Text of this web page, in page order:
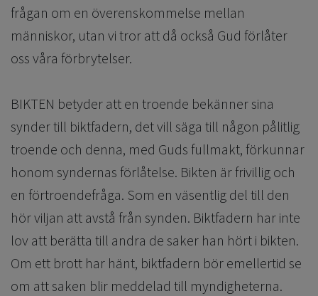
frågan om en överenskommelse mellan
människor, utan vi tror att då också Gud förlåter
oss våra förbrytelser.
BIKTEN betyder att en troende bekänner sina
synder till biktfadern, det vill säga till någon pålitlig
troende och denna, med Guds fullmakt, förkunnar
honom syndernas förlåtelse. Bikten är frivillig och
en förtroendefråga. Som en väsentlig del till den
hör viljan att avstå från synden. Biktfadern har inte
lov att berätta till andra de saker han hört i bikten.
Om ett brott har hänt, biktfadern bör emellertid se
om att saken blir meddelad till myndigheterna.